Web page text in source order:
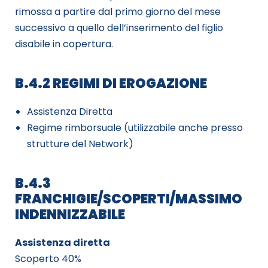
rimossa a partire dal primo giorno del mese
successivo a quello dell’inserimento del figlio
disabile in copertura.
B.4.2 REGIMI DI EROGAZIONE
Assistenza Diretta
Regime rimborsuale (utilizzabile anche presso
strutture del Network)
B.4.3
FRANCHIGIE/SCOPERTI/MASSIMO
INDENNIZZABILE
Assistenza diretta
Scoperto 40%